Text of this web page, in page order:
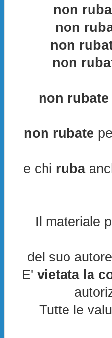
non
non
non
non
non rubate
non rubate
e chi ruba
Il materiale
del suo
E'vietata la
Tutte le